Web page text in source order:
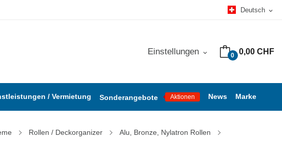
Deutsch expand_more
0 0,00 CHF
Einstellungen expand_more
/ Vermietung Sonderangebote Aktionen News Marke
Rollen / Deckorganizer
Alu, Bronze, Nylatron Rollen